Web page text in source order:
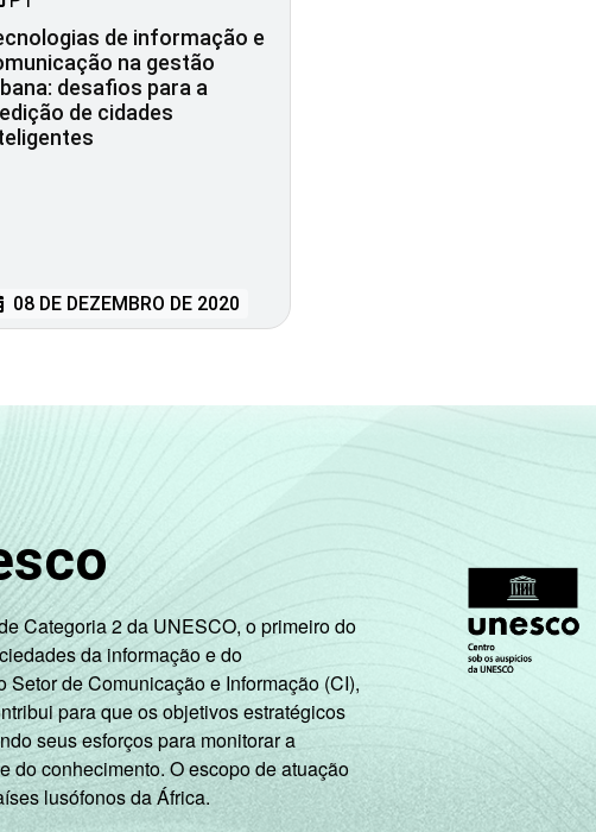
de informação e
na gestão
desafios para a
de cidades
08 DE DEZEMBRO DE 2020
Categoria 2 da UNESCO, o primeiro do
da informação e do
de Comunicação e Informação (CI),
para que os objetivos estratégicos
seus esforços para monitorar a
do conhecimento. O escopo de atuação
lusófonos da África.